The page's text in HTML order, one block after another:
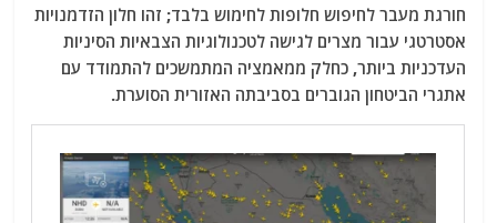
חורגת מעבר לחיפוש חלופות לחימוש בלבד; זהו חלון הזדמנויות
אסטרטגי עבור מצרים לגישה לטכנולוגיות הצבאיות הסיניות
העדכניות ביותר, כחלק ממאמציה המתמשכים להתמודד עם
אתגרי הביטחון הגוברים בסביבתה האזורית הסוערת.